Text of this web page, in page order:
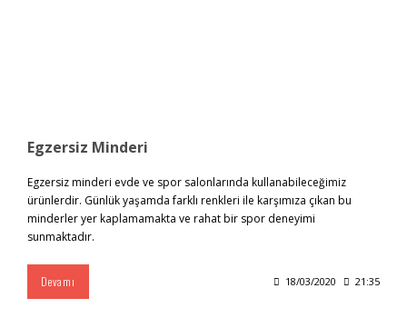
Egzersiz Minderi
Egzersiz minderi evde ve spor salonlarında kullanabileceğimiz
ürünlerdir. Günlük yaşamda farklı renkleri ile karşımıza çıkan bu
minderler yer kaplamamakta ve rahat bir spor deneyimi
sunmaktadır.
Devamı 18/03/2020 21:35